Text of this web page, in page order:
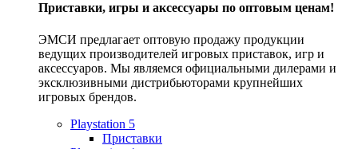
Приставки, игры и аксессуары по оптовым ценам!
ЭМСИ предлагает оптовую продажу продукции
ведущих производителей игровых приставок, игр и
аксессуаров. Мы являемся официальными дилерами и
эксклюзивными дистрибьюторами крупнейших
игровых брендов.
Playstation 5
Приставки